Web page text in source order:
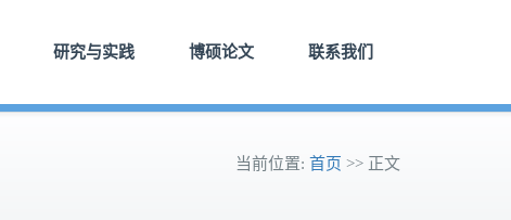
研究与实践 博硕论文 联系我们
当前位置: 首页 >> 正文